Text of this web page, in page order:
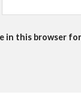
in this browser